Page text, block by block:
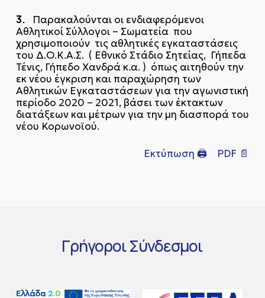
3.
Παρακαλούνται οι ενδιαφερόμενοι
Αθλητικοί Σύλλογοι – Σωματεία που
χρησιμοποιούν τις αθλητικές εγκαταστάσεις
του Δ.Ο.Κ.Α.Σ. ( Εθνικό Στάδιο Σητείας, Γήπεδα
Τένις, Γήπεδο Χανδρά κ.α. ) όπως αιτηθούν την
εκ νέου έγκριση και παραχώρηση των
Αθλητικών Εγκαταστάσεων για την αγωνιστική
περίοδο 2020 – 2021, βάσει των έκτακτων
διατάξεων και μέτρων για την μη διασπορά του
νέου Κορωνοϊού.
Εκτύπωση 🖨 PDF 📄
ΓρήγοροιΣύνδεσμοι